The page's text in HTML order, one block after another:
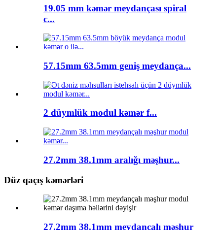
19.05 mm kəmər meydançası spiral
c...
57.15mm 63.5mm geniş meydança...
2 düymlük modul kəmər f...
27.2mm 38.1mm aralığı məşhur...
Düz qaçış kəmərləri
27.2mm 38.1mm meydançalı məşhur